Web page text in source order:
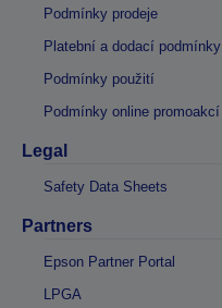
Podmínky prodeje
Platební a dodací podmínky
Podmínky použití
Podmínky online promoakcí
Legal
Safety Data Sheets
Partners
Epson Partner Portal
LPGA